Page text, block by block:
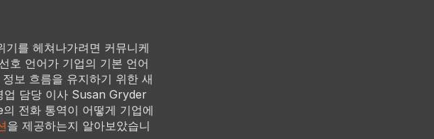
를 헤쳐나가려면 커뮤니케
호 언어가 기업의 기본 언어
보 흐름을 유지하기 위한 새
업 담당 이사 Susan Gryder
전화 통역이 어떻게 기업에
을 제공하는지 알아보았습니